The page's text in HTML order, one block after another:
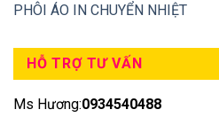
PHÔI ÁO IN CHUYỂN NHIỆT
HỖ TRỢ TƯ VẤN
Ms Hương:0934540488